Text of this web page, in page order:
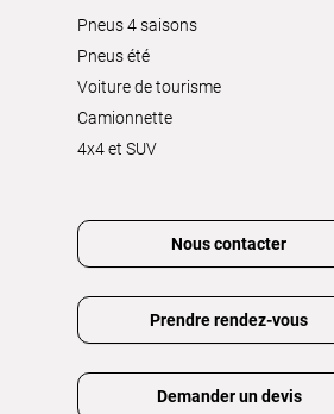
Pneus 4 saisons
Pneus été
Voiture de tourisme
Camionnette
4x4 et SUV
Nous contacter
Prendre rendez-vous
Demander un devis